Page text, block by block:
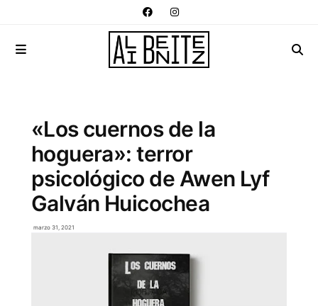
«Los cuernos de la
hoguera»: terror
psicológico de Awen Lyf
Galván Huicochea
marzo 31, 2021